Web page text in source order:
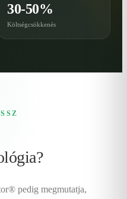
30-50%
Költségcsökkenés
pedig megmutatja,